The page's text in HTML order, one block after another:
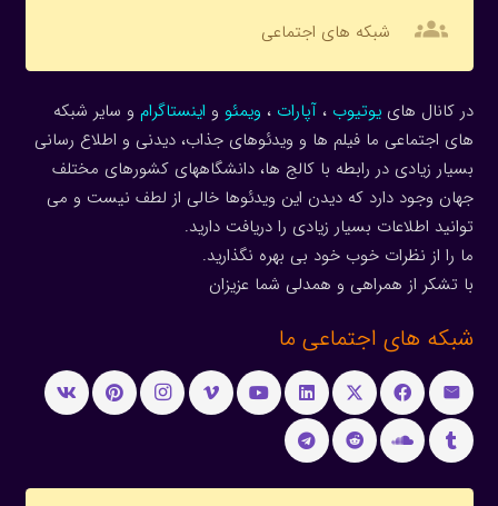
groups شبکه های اجتماعی
در کانال هاییوتیوب ، آپارات ، ویمئو و اینستاگرام و سایر شبکه
های اجتماعی ما فیلم ها و ویدئوهای جذاب، دیدنی و اطلاع رسانی
بسیار زیادی در رابطه با کالج ها، دانشگاههای کشورهای مختلف
جهان وجود دارد که دیدن این ویدئوها خالی از لطف نیست و می
توانید اطلاعات بسیار زیادی را دریافت دارید.
ما را از نظرات خوب خود بی بهره نگذارید.
با تشکر از همراهی و همدلی شما عزیزان
شبکه های اجتماعی ما